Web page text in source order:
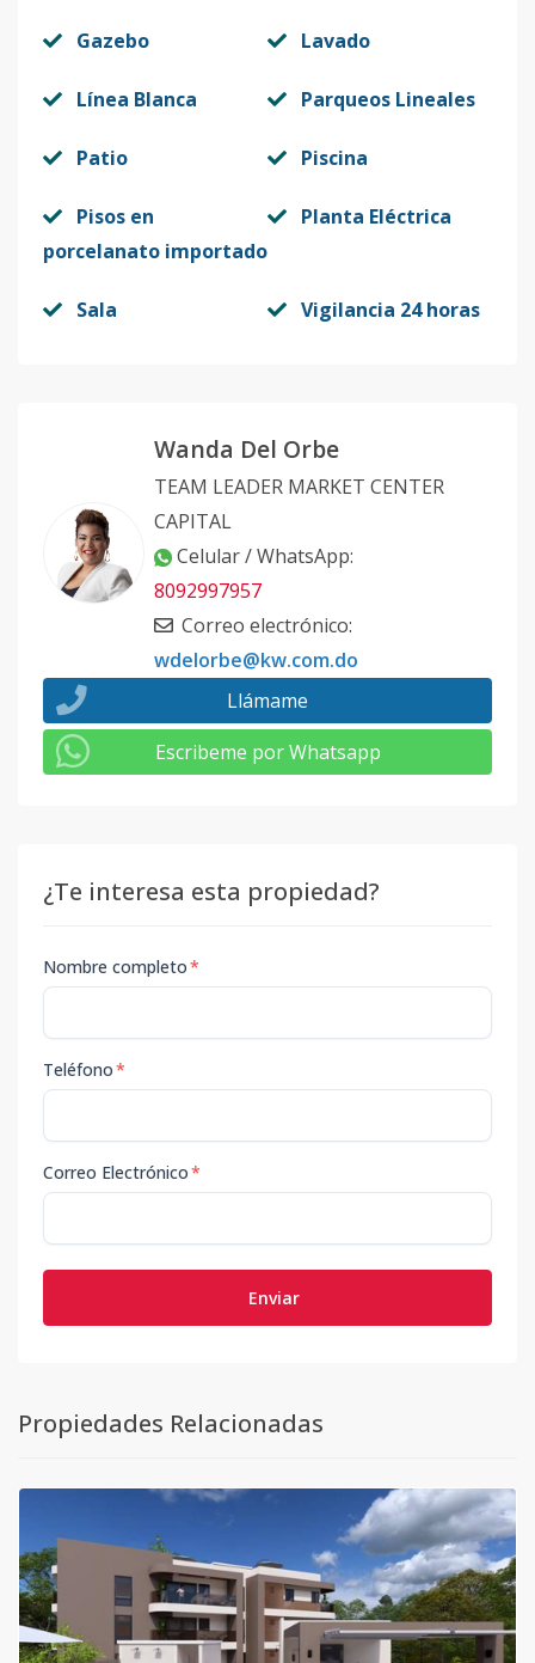
Gazebo Lavado
Línea Blanca Parqueos Lineales
Patio Piscina
Pisos en
porcelanato importado
Planta Eléctrica
Sala Vigilancia 24 horas
Wanda Del Orbe
TEAM LEADER MARKET CENTER
CAPITAL
Celular / WhatsApp:
8092997957
Correo electrónico:
wdelorbe@kw.com.do
Llámame
Escribeme por Whatsapp
¿Te interesa esta propiedad?
Nombre completo*
Teléfono*
Correo Electrónico*
Enviar
Propiedades Relacionadas